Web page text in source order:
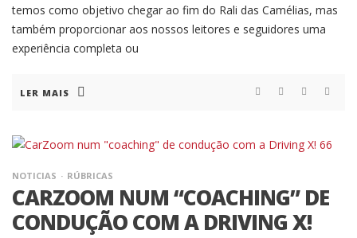
temos como objetivo chegar ao fim do Rali das Camélias, mas
também proporcionar aos nossos leitores e seguidores uma
experiência completa ou
LER MAIS
NOTICIAS RÚBRICAS
CARZOOM NUM “COACHING” DE
CONDUÇÃO COM A DRIVING X!